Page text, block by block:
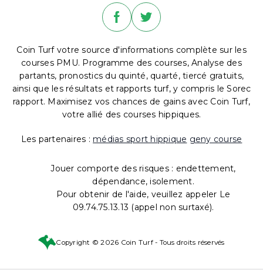
Coin Turf votre source d'informations complète sur les
courses PMU. Programme des courses, Analyse des
partants, pronostics du quinté, quarté, tiercé gratuits,
ainsi que les résultats et rapports turf, y compris le Sorec
rapport. Maximisez vos chances de gains avec Coin Turf,
votre allié des courses hippiques.
Les partenaires : médias sport hippique geny course
Jouer comporte des risques : endettement,
dépendance, isolement.
Pour obtenir de l'aide, veuillez appeler Le
09.74.75.13.13 (appel non surtaxé).
Copyright © 2026 Coin Turf - Tous droits réservés